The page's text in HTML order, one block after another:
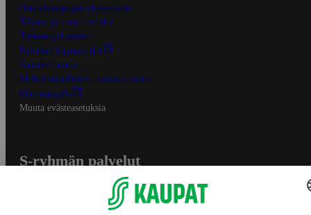
Osuuskauppojen yhteystiedot
Tilaus- ja toimitusehdot
Tietosuojakäytäntö
Palvelun käyttöehdot
Saavutettavuus
Mobiilisovelluksen saavutettavuus
Mainostajalle
Muuta evästeasetuksia
S-ryhmän palvelut